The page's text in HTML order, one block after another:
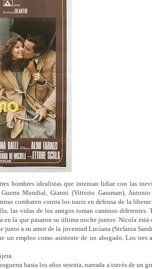
hombres idealistas que intentan lidiar con las
Mundial, Gianni (Vittorio Gassman),
combaten contra los nazis en defensa de la
las vidas de los amigos toman caminos diferentes.
en la que pasaron su última noche juntos: Nicola está
a su amor de la juventud Luciana (Stefania
empleo como asistente de un abogado. Los tres
hasta los años setenta, narrada a través de un